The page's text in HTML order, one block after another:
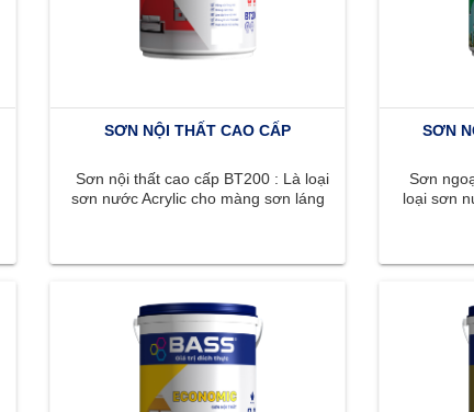
SƠN NỘI THẤT CAO CẤP
Sơn nội thất cao cấp BT200 : Là loại
sơn nước Acrylic cho màng sơn láng
SƠN
Sơn
loại sơn